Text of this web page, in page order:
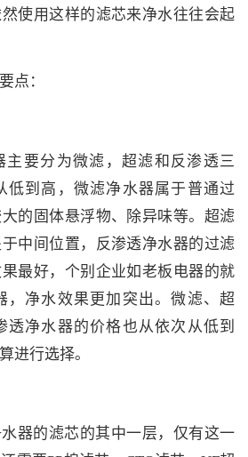
使用这样的滤芯来净水往往会起
点：
主要分为微滤，超滤和反渗透三
低到高，微滤净水器属于普通过
的固体悬浮物、除异味等。超滤
中间位置，反渗透净水器的过滤
最好，个别企业如老板电器的就
，净水效果更加突出。微滤、超
透净水器的价格也从依次从低到
进行选择。
器的滤芯的其中一层，仅有这一